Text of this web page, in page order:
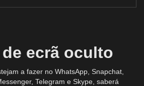
ecrã oculto
a fazer no WhatsApp, Snapchat,
Telegram e Skype, saberá